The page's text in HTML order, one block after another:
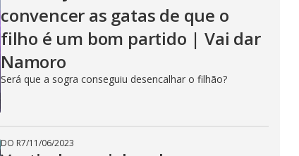
convencer as gatas de que o
filho é um bom partido | Vai dar
Namoro
Será que a sogra conseguiu desencalhar o filhão?
DO R7/11/06/2023